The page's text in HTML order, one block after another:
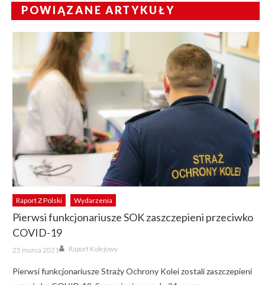
POWIĄZANE ARTYKUŁY
Raport Z Polski Wydarzenia
Pierwsi funkcjonariusze SOK zaszczepieni przeciwko
COVID-19
Posted
on
25 marca 2021 Author
Raport Kolejowy
Pierwsi funkcjonariusze Straży Ochrony Kolei zostali zaszczepieni